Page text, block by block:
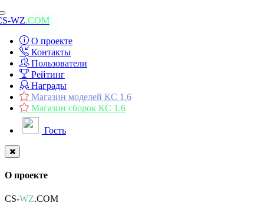
Toggle
navigation
WZ.COM
О проекте
Контакты
Пользователи
Рейтинг
Награды
Магазин моделей КС 1.6
Магазин сборок КС 1.6
Гость
О проекте
CS-WZ.COM